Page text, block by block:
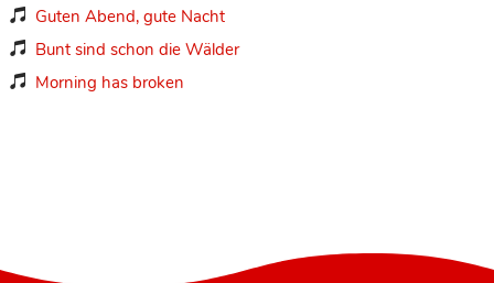
 Guten Abend, gute Nacht
 Bunt sind schon die Wälder
 Morning has broken